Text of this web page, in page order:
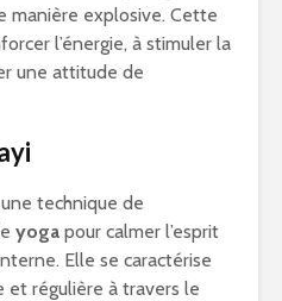
manière explosive. Cette
l’énergie, à stimuler la
une attitude de
technique de
yoga pour calmer l’esprit
Elle se caractérise
et régulière à travers le